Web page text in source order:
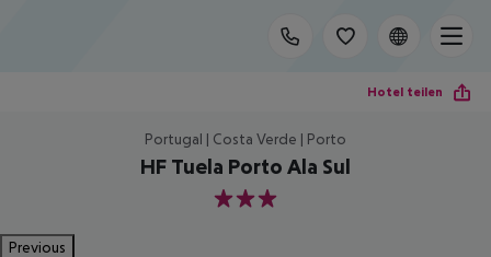
Hotel teilen
Portugal | Costa Verde | Porto
HF Tuela Porto Ala Sul
3
Previous